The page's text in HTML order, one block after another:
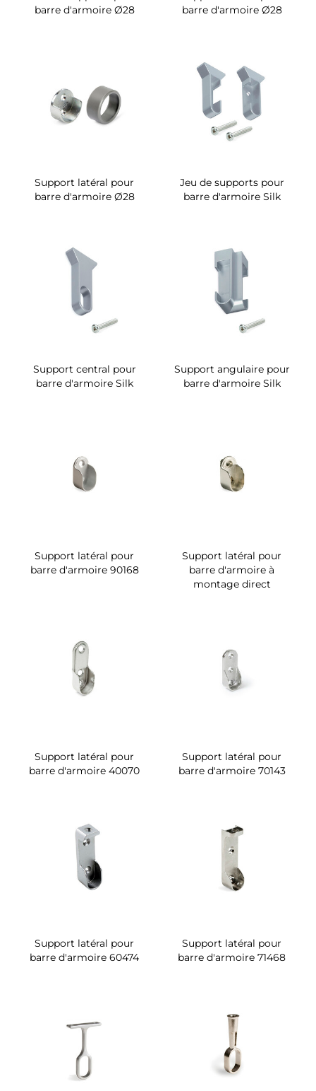
barre d'armoire Ø28
barre d'armoire Ø28
Support latéral pour
barre d'armoire Ø28
Jeu de supports pour
barre d'armoire Silk
Support central pour
barre d'armoire Silk
Support angulaire pour
barre d'armoire Silk
Support latéral pour
barre d'armoire 90168
Support latéral pour
barre d'armoire à
montage direct
Support latéral pour
barre d'armoire 40070
Support latéral pour
barre d'armoire 70143
Support latéral pour
barre d'armoire 60474
Support latéral pour
barre d'armoire 71468